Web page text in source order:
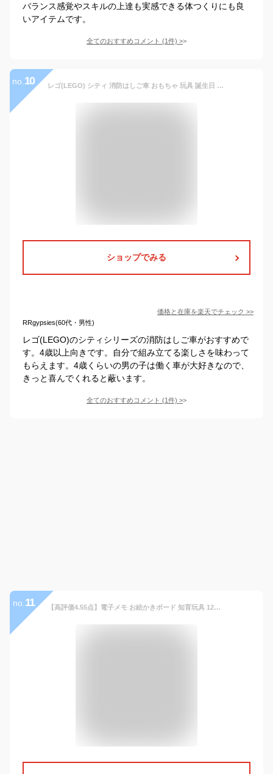
バランス感覚やスキルの上達も実感できる体つくりにも良
いアイテムです。
全てのおすすめコメント (1件) >
no. 10 レゴ(LEGO) シティ 消防はしご車 おもちゃ 玩具 誕生日 プレゼント ブロック 知育男の子 女の子 子供 4歳 5歳 6歳 乗り物 送料無料
ショップでみる
価格と在庫を楽天でチェック >>
RRgypsies(60代・男性)
レゴ(LEGO)のシティシリーズの消防はしご車がおすすめで
す。4歳以上向きです。自分で組み立てる楽しさを味わって
もらえます。4歳くらいの男の子は働く車が大好きなので、
きっと喜んでくれると蔽います。
全てのおすすめコメント (1件) >
no. 11 【高評価4.55点】電子メモ お絵かきボード 知育玩具 12インチ 汚れない 伝言板 遊び 文字練習 子供 誕生日 入学式 大人気 プレゼント 繰り返し利用 大人用 薄型 ワンボタン カラフル 芸術 スタンド お絵描きボード 女の子 男の子 2歳 3歳 4歳 5歳 6歳 7歳 軽量 おもちゃ